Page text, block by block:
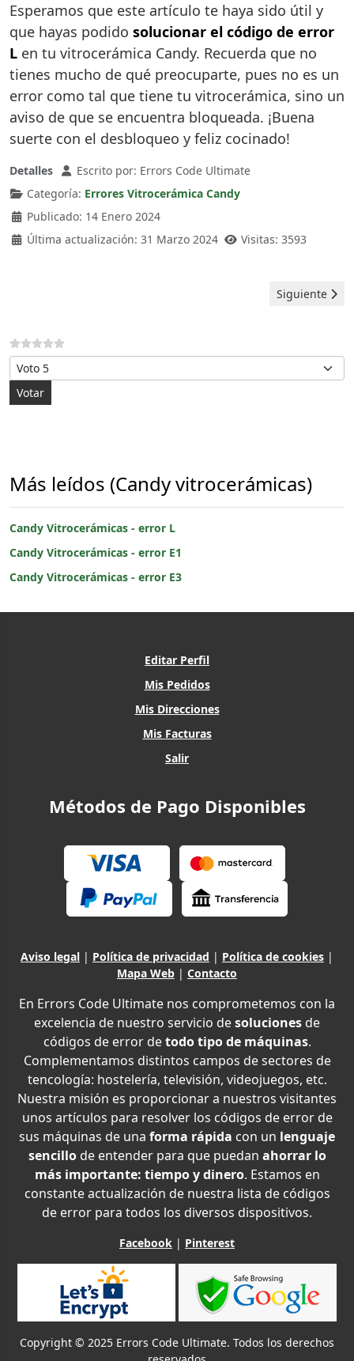
Esperamos que este artículo te haya sido útil y
que hayas podido solucionar el código de error
L en tu vitrocerámica Candy. Recuerda que no
tienes mucho de qué preocuparte, pues no es un
error como tal que tiene tu vitrocerámica, sino un
aviso de que se encuentra bloqueada. ¡Buena
suerte con el desbloqueo y feliz cocinado!
Detalles Escrito por: Errors Code Ultimate
Categoría: Errores Vitrocerámica Candy
Publicado: 14 Enero 2024
Última actualización: 31 Marzo 2024
Visitas: 3593
Artículo
Siguiente
Por favor, vote
Más leídos (Candy vitrocerámicas)
Candy Vitrocerámicas - error L
Candy Vitrocerámicas - error E1
Candy Vitrocerámicas - error E3
Editar Perfil
Mis Pedidos
Mis Direcciones
Mis Facturas
Salir
Métodos de Pago Disponibles
Aviso legal | Política de privacidad | Política de cookies |
Mapa Web | Contacto
En Errors Code Ultimate nos comprometemos con la
excelencia de nuestro servicio desoluciones de
códigos de error detodo tipo de máquinas.
Complementamos distintos campos de sectores de
tencología: hostelería, televisión, videojuegos, etc.
Nuestra misión es proporcionar a nuestros visitantes
unos artículos para resolver los códigos de error de
sus máquinas de una forma rápida con un lenguaje
sencillode entender para que puedan ahorrar lo
más importante: tiempo y dinero. Estamos en
constante actualización de nuestra lista de códigos
de error para todos los diversos dispositivos.
Facebook | Pinterest
Copyright © 2025 Errors Code Ultimate. Todos los derechos